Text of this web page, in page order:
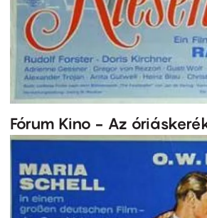
Fórum Kino - Az